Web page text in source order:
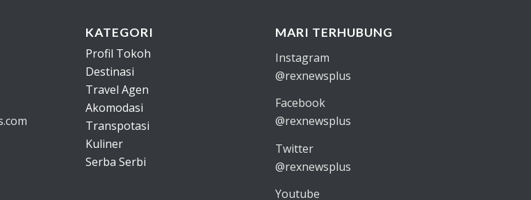
KATEGORI
Profil Tokoh
Destinasi
Travel Agen
Akomodasi
Transpotasi
Kuliner
Serba Serbi
MARI TERHUBUNG
Instagram
@rexnewsplus
Facebook
@rexnewsplus
Twitter
@rexnewsplus
Youtube